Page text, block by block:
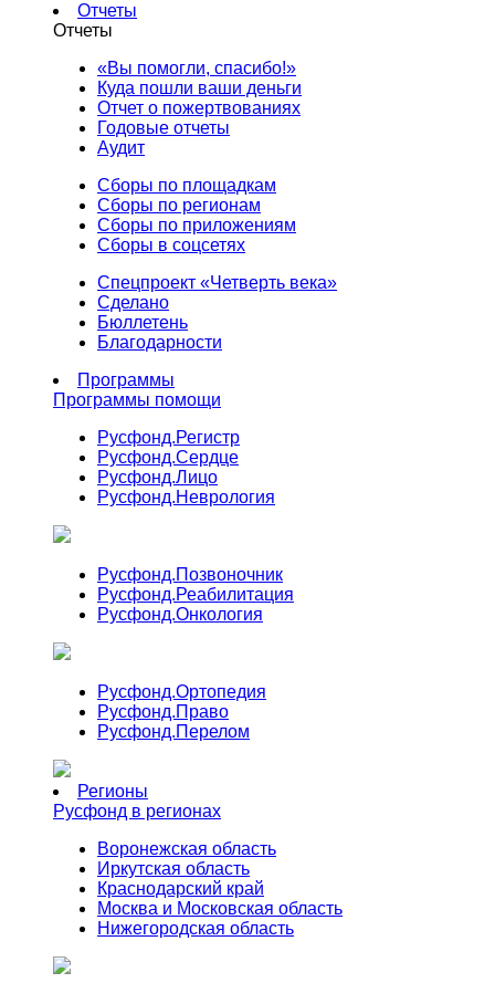
Отчеты
Отчеты
«Вы помогли, спасибо!»
Куда пошли ваши деньги
Отчет о пожертвованиях
Годовые отчеты
Аудит
Сборы по площадкам
Сборы по регионам
Сборы по приложениям
Сборы в соцсетях
Спецпроект «Четверть века»
Сделано
Бюллетень
Благодарности
Программы
Программы помощи
Русфонд.Регистр
Русфонд.Сердце
Русфонд.Лицо
Русфонд.Неврология
Русфонд.Позвоночник
Русфонд.Реабилитация
Русфонд.Онкология
Русфонд.Ортопедия
Русфонд.Право
Русфонд.Перелом
Регионы
Русфонд в регионах
Воронежская область
Иркутская область
Краснодарский край
Москва и Московская область
Нижегородская область